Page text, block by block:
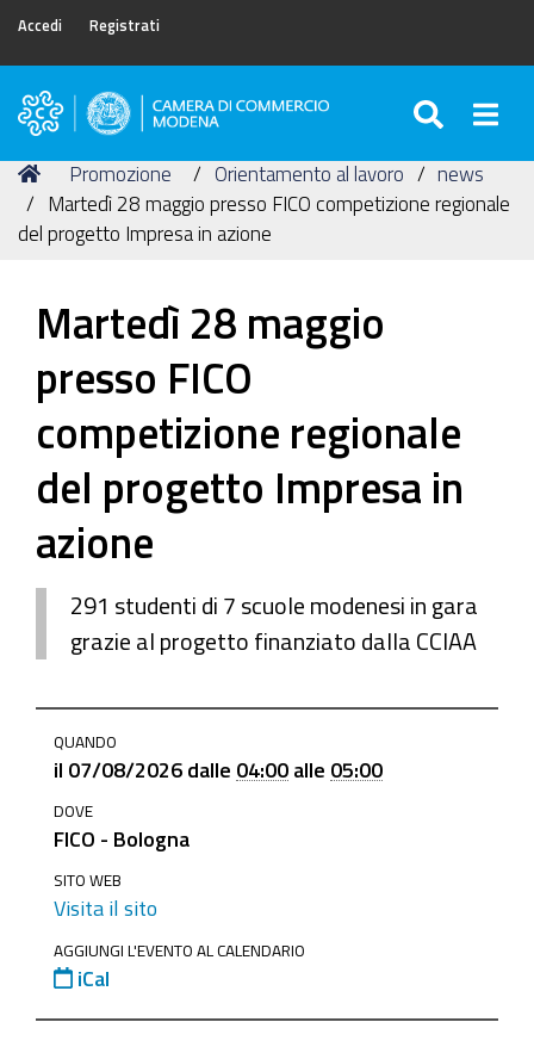
Accedi Registrati
Camera
Commercio
di
Modena
Tu
sei
qui:
Home
Promozione Orientamento al lavoro
news
Martedì 28 maggio presso FICO competizione regionale
del progetto Impresa in azione
Martedì 28 maggio
presso FICO
competizione regionale
del progetto Impresa in
azione
291 studenti di 7 scuole modenesi in gara
grazie al progetto finanziato dalla CCIAA
al-
lavoro/news/291-
studenti-
della-
provincia-
di-
modena-
in-
QUANDO
il 07/08/2026 dalle 04:00 alle 05:00
DOVE
FICO - Bologna
SITO WEB
Visita il sito
AGGIUNGI L'EVENTO AL CALENDARIO
iCal